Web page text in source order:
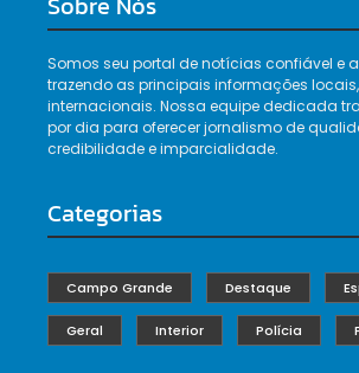
Somos seu portal de notícias confiável e
trazendo as principais informações
internacionais. Nossa equipe dedicada
por dia para oferecer jornalismo de
credibilidade e imparcialidade.
Categorias
Campo Grande Destaque
Geral Interior Polícia